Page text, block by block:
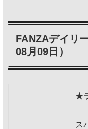
FANZAデイリ
08月09日）
★
ス